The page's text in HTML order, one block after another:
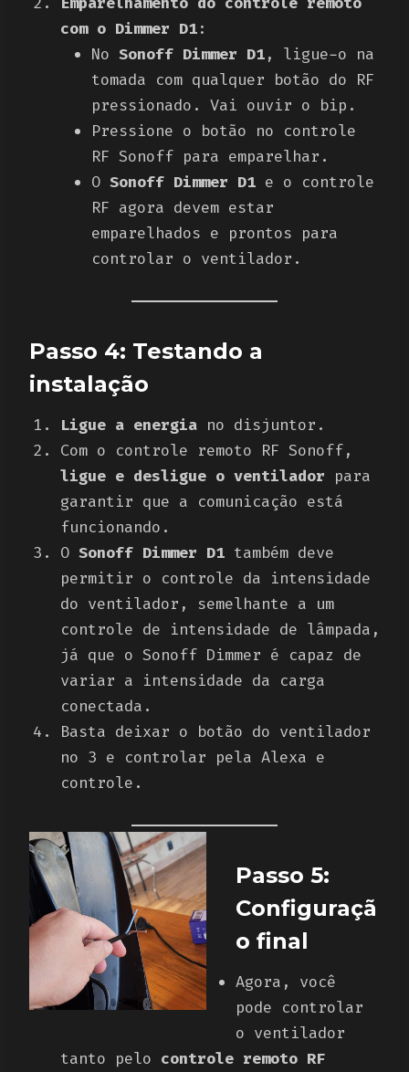
com o Dimmer D1:
No Sonoff Dimmer D1, ligue-o na
tomada com qualquer botão do RF
pressionado. Vai ouvir o bip.
Pressione o botão no controle
RF Sonoff para emparelhar.
O Sonoff Dimmer D1 e o controle
RF agora devem estar
emparelhados e prontos para
controlar o ventilador.
Passo 4: Testando a
instalação
Ligue a energia no disjuntor.
Com o controle remoto RF Sonoff,
ligue e desligue o ventilador para
garantir que a comunicação está
funcionando.
O Sonoff Dimmer D1 também deve
permitir o controle da intensidade
do ventilador, semelhante a um
controle de intensidade de lâmpada,
já que o Sonoff Dimmer é capaz de
variar a intensidade da carga
conectada.
Basta deixar o botão do ventilador
no 3 e controlar pela Alexa e
controle.
Passo 5:
Configuraçã
o final
Agora, você
pode controlar
o ventilador
tanto pelo controle remoto RF